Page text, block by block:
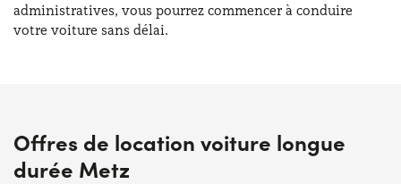
administratives, vous pourrez commencer à conduire
votre voiture sans délai.
Offres de location voiture longue
durée Metz